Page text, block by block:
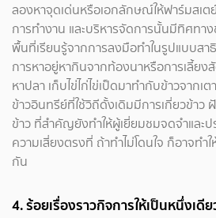
ลองหาจุดเด่นหรือเอกลักษณ์ให้ฟาร์มสเตย์
การทำงาน และบริหารจัดการนั้นมีทิศทาง
พื้นที่เรียนรู้จากการลงมือทำในรูปแบบสาธิ
การหาอยู่หากินจากท้องนาหรือการเลี้ยง
หาปลา เก็บไข่ไก่ไข่เป็ดมาทำกับข้าวจาก
ข้าวอินทรีย์ที่ใช้วิถีดั้งเดิมมีการเกี่ยวข้าว
ข้าว ที่สำคัญยังทำให้ผู้เยี่ยมชมจดจำและป
ความเสี่ยงตรงที่ ถ้าทำไม่โดนใจ ก็อาจทำ
กัน
4. ร้อยเรื่องราวกิจการให้เป็นหนึ่งเดี